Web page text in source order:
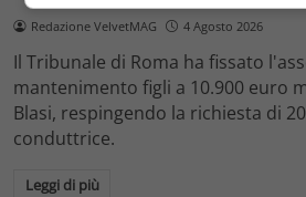
Redazione VelvetMAG 4 Agosto 2026
Il Tribunale di Roma ha fissato
mantenimento figli a 10.900 euro
Blasi, respingendo la richiesta di
conduttrice.
Leggi di più